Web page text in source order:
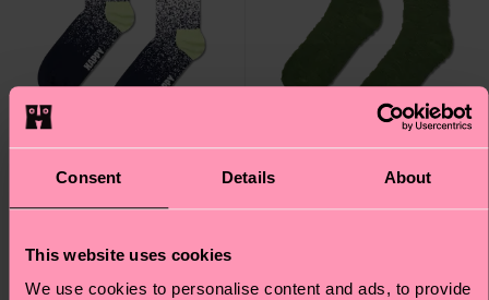
Consent Details About
This website uses cookies
We use cookies to personalise content and ads, to provide
12 €
16 €